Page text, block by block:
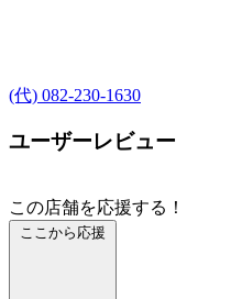
(代) 082-230-1630
ユーザーレビュー
この店舗を応援する！
ここから応援